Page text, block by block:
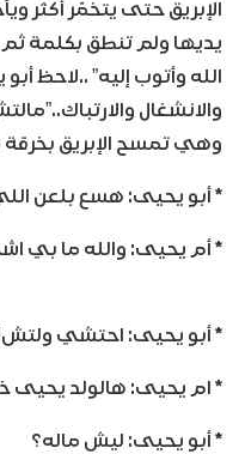
الإبريق حتى يتخمّر أكثر
يديها ولم تنطق بكلمة
الله وأتوب إليه” ..لاحظ
والانشغال
وهي تمسح الإبريق بخرقة
* أبو يحيى: هسع بلعن
* أم يحيى: والله ما بي
* أبو يحيى: احتشي
* ام يحيى: هالولد يحيى
* أبو يحيى: ليش ماله؟